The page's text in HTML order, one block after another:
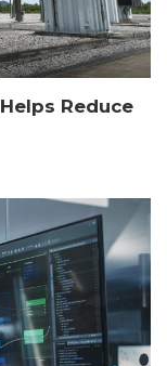
Reduce